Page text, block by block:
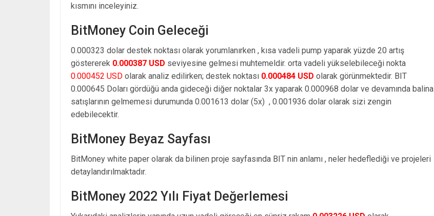
kısmını inceleyiniz.
BitMoney Coin Geleceği
0.000323 dolar destek noktası olarak yorumlanırken , kısa vadeli pump yaparak yüzde 20 artış
göstererek 0.000387 USD seviyesine gelmesi muhtemeldir. orta vadeli yükselebileceği nokta
0.000452 USD olarak analiz edilirken; destek noktası 0.000484 USD olarak görünmektedir. BIT
0.000645 Doları gördüğü anda gideceği diğer noktalar 3x yaparak 0.000968 dolar ve devamında balina
satışlarının gelmemesi durumunda 0.001613 dolar (5x) , 0.001936 dolar olarak sizi zengin
edebilecektir.
BitMoney Beyaz Sayfası
BitMoney white paper olarak da bilinen proje sayfasında BIT nin anlamı , neler hedeflediği ve projeleri
detaylandırılmaktadır.
BitMoney 2022 Yılı Fiyat Değerlemesi